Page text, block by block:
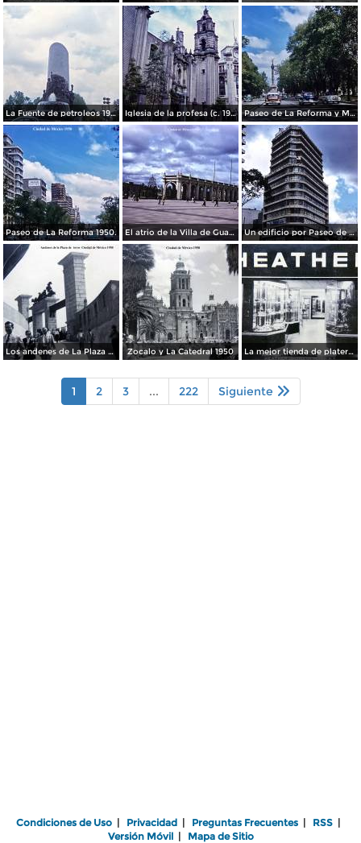
La Fuente de petroleos 1950. Iglesia de la profesa (c. 1950) Paseo de La Reforma y Mto a La Independencia 1950
Paseo de La Reforma 1950. El atrio de la Villa de Guadalupe 1950. Un edificio por Paseo de La Reforma 1950
Los andenes de La Plaza de toros Ciudad de México 1950 Zocalo y La Catedral 1950 La mejor tienda de plateria.
1 2 3 ... 222 Siguiente
Condiciones de Uso | Privacidad | Preguntas Frecuentes | RSS |
Versión Móvil| Mapa de Sitio